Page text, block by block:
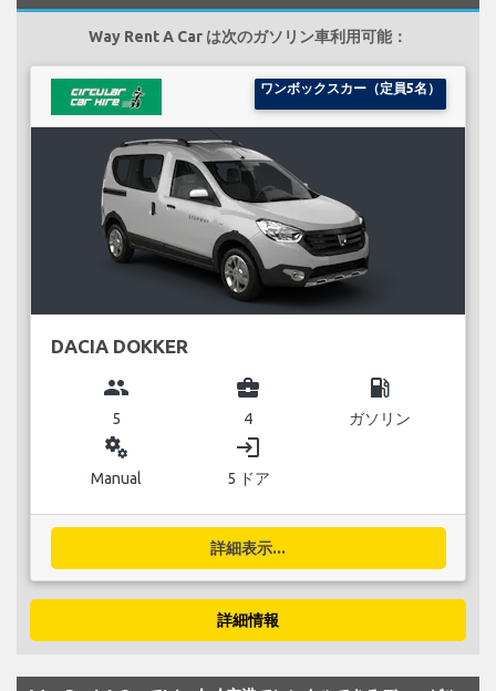
Way Rent A Car は次のガソリン車利用可能：
ワンボックスカー（定員5名）
DACIA DOKKER
group
5
business_center
4
local_gas_station
ガソリン
miscellaneous_services
Manual
login
5 ドア
詳細表示...
詳細情報